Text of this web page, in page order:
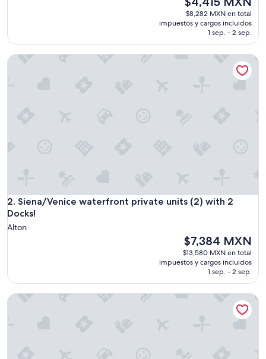
precio
actual
de
$4,415 MXN
$8,282 MXN en total
impuestos y cargos incluidos
1 sep. - 2 sep.
2. Siena/Venice waterfront private units (2) with 2
Docks!
Siena/Venice waterfront private units (2) with 2 Docks!
Alton
El
precio
actual
de
$7,384 MXN
$7,384 MXN
$13,580 MXN en total
impuestos y cargos incluidos
1 sep. - 2 sep.
Siena/Venice waterfront private units (2) with 2 Docks!
Downtown Wolfeboro condo, right on Wolfeboro Bay/